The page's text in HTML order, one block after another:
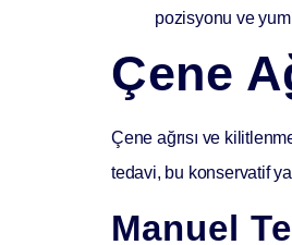
pozisyonu ve
Çene
Çene ağrısı ve
tedavi, bu konservatif
Manuel